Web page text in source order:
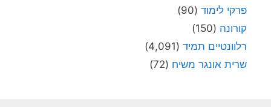
פרקי לימוד (90)
קורונה (150)
רלוונטיים תמיד (4,091)
שרית אונגר משיח (72)